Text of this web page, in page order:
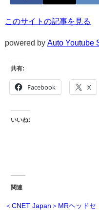
このサイトの記事を見る
powered by Auto Youtube
共有:
Facebook X
いいね:
関連
＜CNET Japan＞MRヘッドセ